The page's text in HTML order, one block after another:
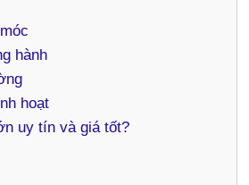
hành
hoạt
uy tín và giá tốt?